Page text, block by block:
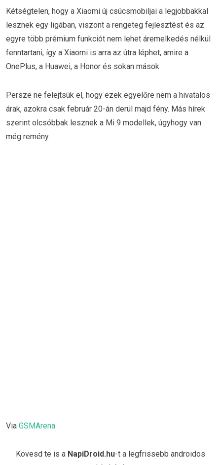
Kétségtelen, hogy a Xiaomi új csúcsmobiljai a legjobbakkal
lesznek egy ligában, viszont a rengeteg fejlesztést és az
egyre több prémium funkciót nem lehet áremelkedés nélkül
fenntartani, így a Xiaomi is arra az útra léphet, amire a
OnePlus, a Huawei, a Honor és sokan mások.
Persze ne felejtsük el, hogy ezek egyelőre nem a hivatalos
árak, azokra csak február 20-án derül majd fény. Más hírek
szerint olcsóbbak lesznek a Mi 9 modellek, úgyhogy van
még remény.
Via GSMArena
Kövesd te is a NapiDroid.hu-t a legfrissebb androidos